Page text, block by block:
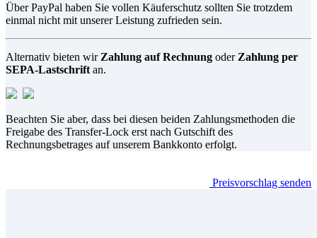
Über PayPal haben Sie vollen Käuferschutz sollten Sie trotzdem
einmal nicht mit unserer Leistung zufrieden sein.
Alternativ bieten wir Zahlung auf Rechnung oder Zahlung per
SEPA-Lastschrift an.
Beachten Sie aber, dass bei diesen beiden Zahlungsmethoden die
Freigabe des Transfer-Lock erst nach Gutschift des
Rechnungsbetrages auf unserem Bankkonto erfolgt.
Preisvorschlag senden